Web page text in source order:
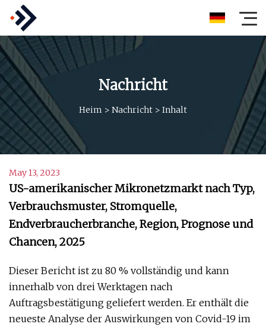
Nachricht
Heim > Nachricht > Inhalt
May 13, 2023
US-amerikanischer Mikronetzmarkt nach Typ,
Verbrauchsmuster, Stromquelle,
Endverbraucherbranche, Region, Prognose und
Chancen, 2025
Dieser Bericht ist zu 80 % vollständig und kann
innerhalb von drei Werktagen nach
Auftragsbestätigung geliefert werden. Er enthält die
neueste Analyse der Auswirkungen von Covid-19 im